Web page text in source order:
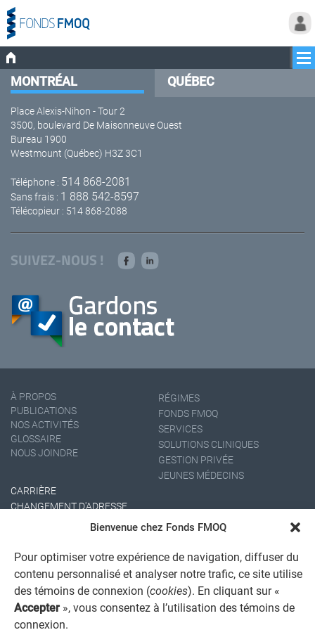
Bienvenue chez Fonds FMOQ
Pour optimiser votre expérience de navigation, diffuser du
contenu personnalisé et analyser notre trafic, ce site utilise
des témoins de connexion (cookies). En cliquant sur «
Accepter », vous consentez à l’utilisation des témoins de
connexion.
MONTRÉAL QUÉBEC
Place Alexis-Nihon - Tour 2
3500, boulevard De Maisonneuve Ouest
Bureau 1900
Westmount (Québec) H3Z 3C1
Téléphone : 514 868-2081
Sans frais : 1 888 542-8597
Télécopieur : 514 868-2088
SUIVEZ-NOUS !
À PROPOS
PUBLICATIONS
NOS ACTIVITÉS
GLOSSAIRE
NOUS JOINDRE
RÉGIMES
FONDS FMOQ
SERVICES
SOLUTIONS CLINIQUES
GESTION PRIVÉE
JEUNES MÉDECINS
CARRIÈRE
CHANGEMENT D'ADRESSE